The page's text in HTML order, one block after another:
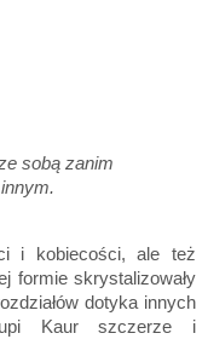
sobą zanim
i kobiecości, ale też
formie skrystalizowały
dotyka innych
Kaur szczerze i